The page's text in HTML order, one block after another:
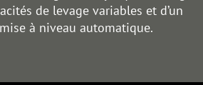
de levage variables et d’un
à niveau automatique.